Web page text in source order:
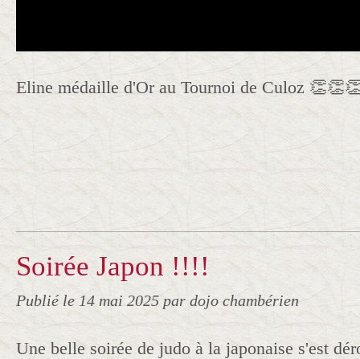
Eline médaille d'Or au Tournoi de Culoz
Soirée Japon !!!!
Publié le 14 mai 2025 par dojo chambérien
Une belle soirée de judo à la japonaise s'est